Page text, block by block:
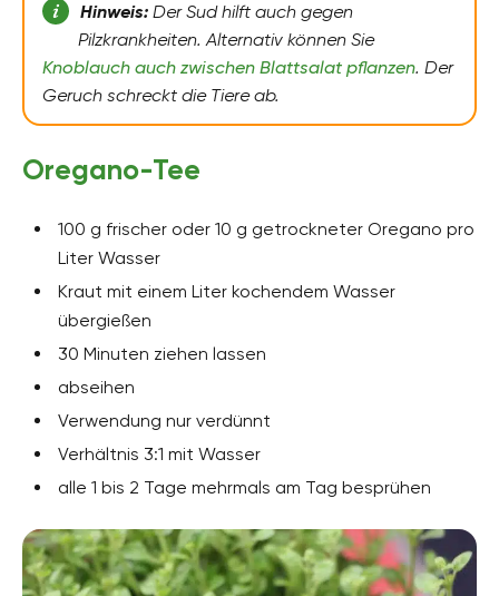
Hinweis:Der Sud hilft auch gegen
Pilzkrankheiten. Alternativ können Sie
Knoblauch auch zwischen Blattsalat pflanzen. Der
Geruch schreckt die Tiere ab.
Oregano-Tee
100 g frischer oder 10 g getrockneter Oregano pro
Liter Wasser
Kraut mit einem Liter kochendem Wasser
übergießen
30 Minuten ziehen lassen
abseihen
Verwendung nur verdünnt
Verhältnis 3:1 mit Wasser
alle 1 bis 2 Tage mehrmals am Tag besprühen